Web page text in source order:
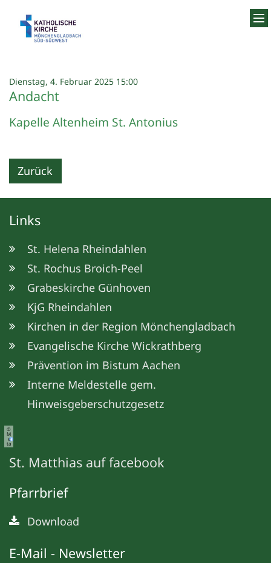
Dienstag, 4. Februar 2025 15:00:
Andacht
Kapelle Altenheim St. Antonius
Zurück
Links
St. Helena Rheindahlen
St. Rochus Broich-Peel
Grabeskirche Günhoven
KjG Rheindahlen
Kirchen in der Region Mönchengladbach
Evangelische Kirche Wickrathberg
Prävention im Bistum Aachen
Interne Meldestelle gem.
Hinweisgeberschutzgesetz
©
M
e
ta
St. Matthias auf facebook
Pfarrbrief
Download
E-Mail - Newsletter